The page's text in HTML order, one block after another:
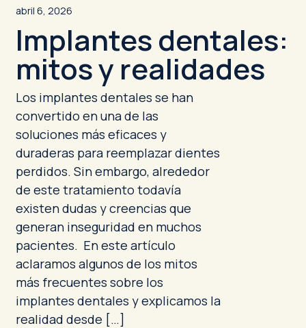
abril 6, 2026
Implantes dentales:
mitos y realidades
Los implantes dentales se han
convertido en una de las
soluciones más eficaces y
duraderas para reemplazar dientes
perdidos. Sin embargo, alrededor
de este tratamiento todavía
existen dudas y creencias que
generan inseguridad en muchos
pacientes. En este artículo
aclaramos algunos de los mitos
más frecuentes sobre los
implantes dentales y explicamos la
realidad desde […]